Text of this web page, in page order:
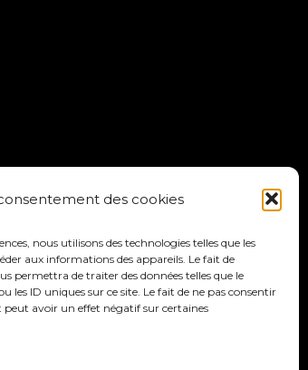
des cookies
nous utilisons des technologies telles que les
aux informations des appareils. Le fait de
permettra de traiter des données telles que le
ID uniques sur ce site. Le fait de ne pas consentir
avoir un effet négatif sur certaines